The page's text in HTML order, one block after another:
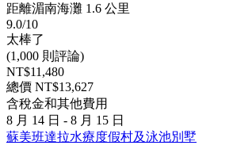
距離湄南海灘 1.6 公里
9.0/10
太棒了
(1,000 則評論)
NT$11,480
總價 NT$13,627
含稅金和其他費用
8 月 14 日 - 8 月 15 日
蘇美班達拉水療度假村及泳池別墅